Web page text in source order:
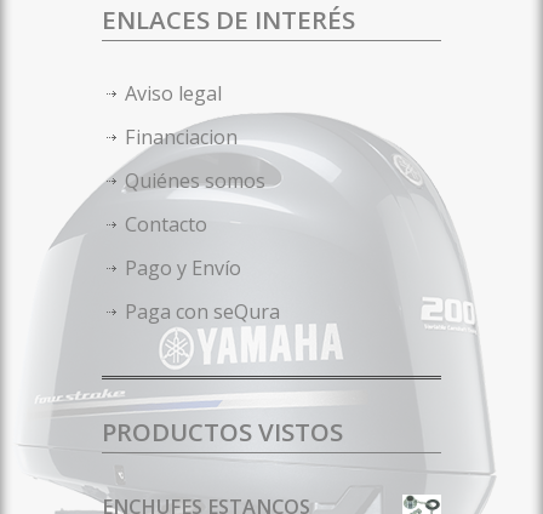
ENLACES DE INTERÉS
Aviso legal
Financiacion
Quiénes somos
Contacto
Pago y Envío
Paga con seQura
PRODUCTOS VISTOS
ENCHUFES ESTANCOS